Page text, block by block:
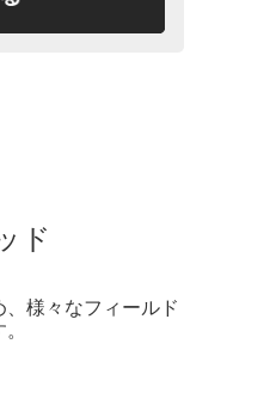
ド
様々なフィールド